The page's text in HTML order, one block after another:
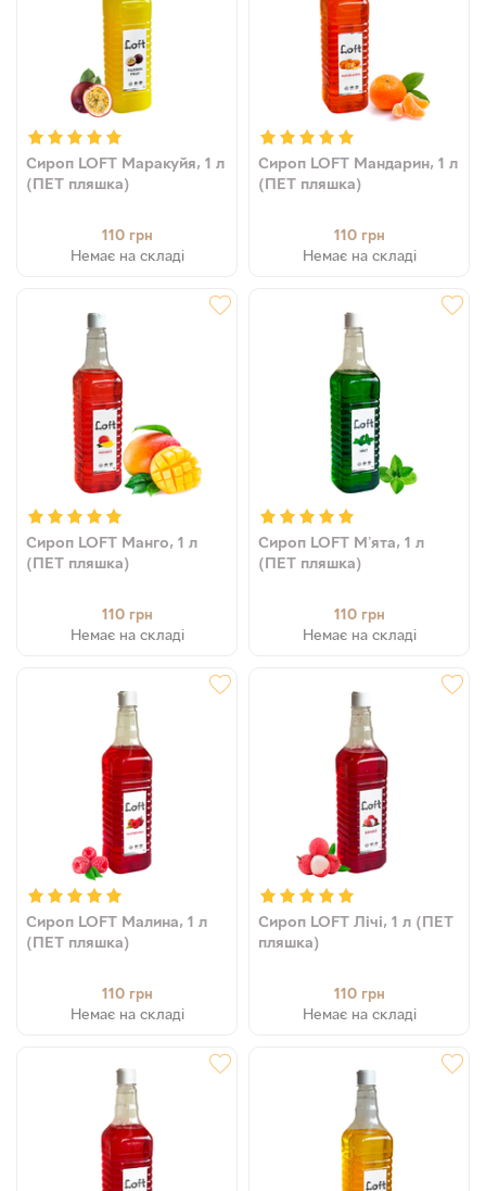
Сироп LOFT Маракуйя, 1 л
(ПЕТ пляшка)
110 грн
Немає на складі
Сироп LOFT Мандарин, 1 л
(ПЕТ пляшка)
110 грн
Немає на складі
Сироп LOFT Манго, 1 л
(ПЕТ пляшка)
110 грн
Немає на складі
Сироп LOFT М'ята, 1 л
(ПЕТ пляшка)
110 грн
Немає на складі
Сироп LOFT Малина, 1 л
(ПЕТ пляшка)
110 грн
Немає на складі
Сироп LOFT Лічі, 1 л (ПЕТ
пляшка)
110 грн
Немає на складі